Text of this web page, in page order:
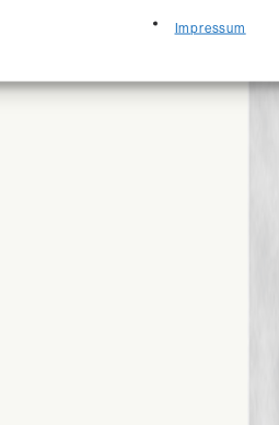
Impressum